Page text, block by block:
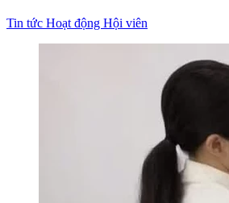
Tin tức Hoạt động Hội viên